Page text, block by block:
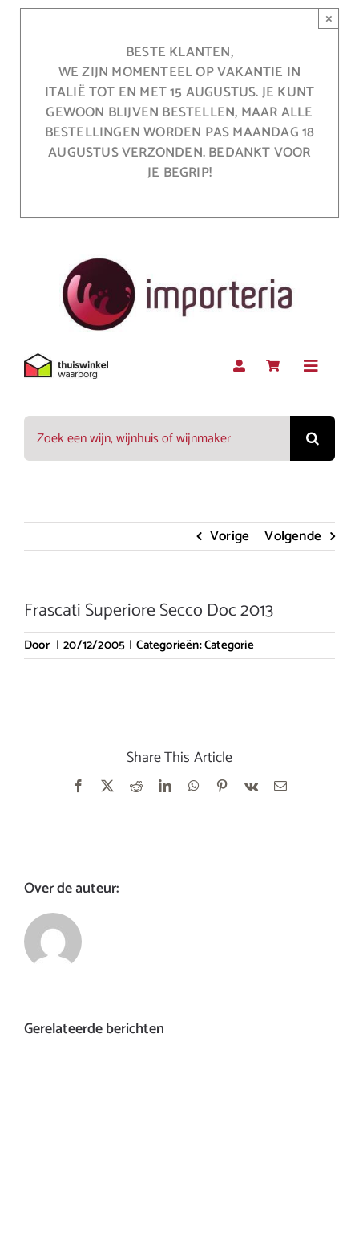
BESTE KLANTEN,
WE ZIJN MOMENTEEL OP VAKANTIE IN
ITALIË TOT EN MET 15 AUGUSTUS. JE KUNT
GEWOON BLIJVEN BESTELLEN, MAAR ALLE
BESTELLINGEN WORDEN PAS MAANDAG 18
AUGUSTUS VERZONDEN. BEDANKT VOOR
JE BEGRIP!
×
Toggle
Rood
Zoeken
naar:
Vorige Volgende
Frascati Superiore Secco Doc 2013
Door | 20/12/2005 | Categorieën:Categorie
Share This Article
Facebook RedditLinkedInWhatsApp
Pinterest
Vk
E-
Over de auteur:
Gerelateerde berichten